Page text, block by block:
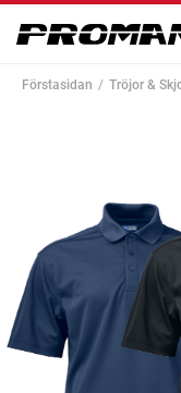
Förstasidan Tröjor &